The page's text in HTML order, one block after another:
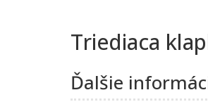
Triediaca
Ďalšie